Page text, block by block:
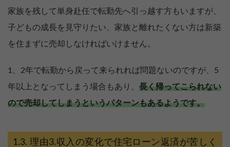
家族を残して単身赴任で転勤先へ引っ越す方もいますが、
子どもの成長を見守りたい、家族と離れたくない方は新築
を住まずに売却しなければいけません。
1、2年で転勤から戻って来られれば問題ないのですが、5
年以上となってしまう場合もあり、 長く帰ってこられない
ので売却してしまうというパターンもあるようです。
理由3.収入の変化で住宅ローン返済が苦しく